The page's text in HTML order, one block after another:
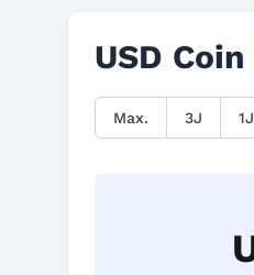
USD
Max. 3J 1J